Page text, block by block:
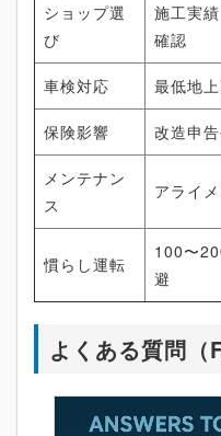
ショップ選
び
施工実
確認
車検対応 最低地
保険影響 改造申
メンテナン
ス
アライ
慣らし運転
100〜
避
よくある質問（